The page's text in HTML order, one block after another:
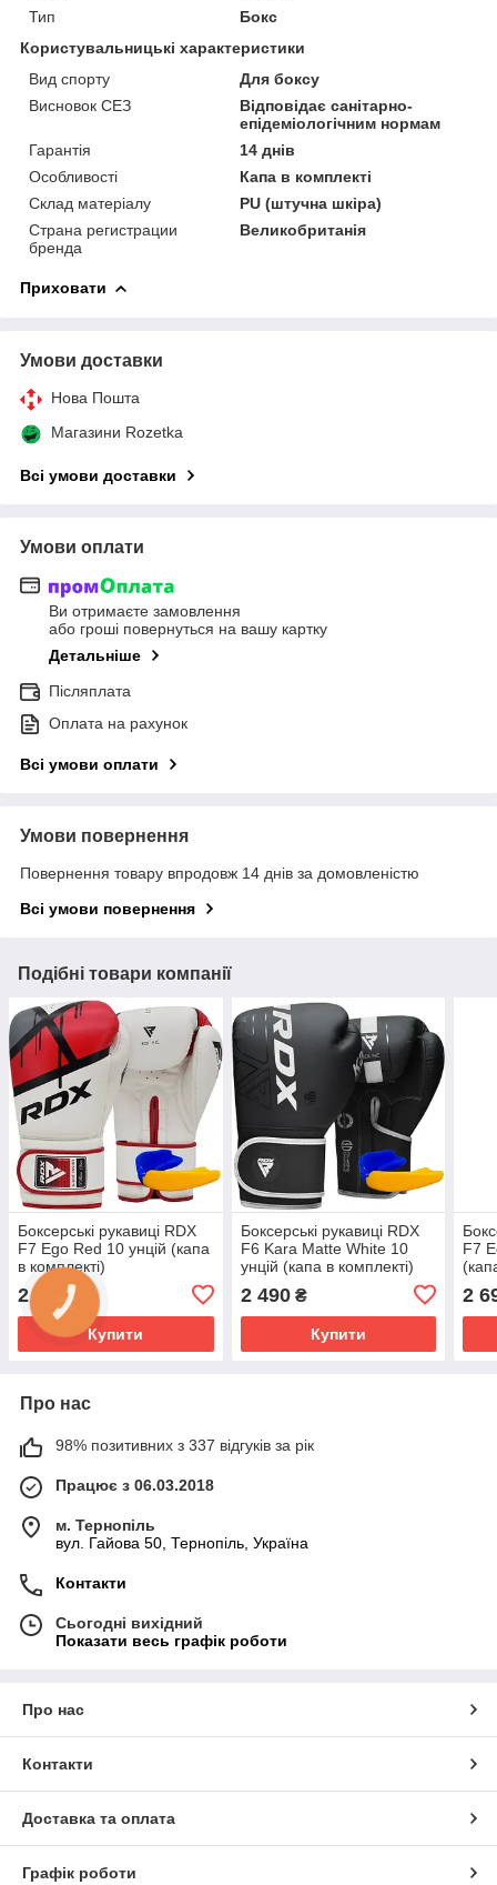
Тип
Бокс
Користувальницькі характеристики
Вид спорту
Для боксу
Висновок СЕЗ
Відповідає санітарно-
епідеміологічним нормам
Гарантія
14 днів
Особливості
Капа в комплекті
Склад матеріалу
PU (штучна шкіра)
Страна регистрации
бренда
Великобританія
Приховати
Умови доставки
Нова Пошта
Магазини Rozetka
Всі умови доставки
Умови оплати
Ви отримаєте замовлення
або гроші повернуться на вашу картку
Детальніше
Післяплата
Оплата на рахунок
Всі умови оплати
Умови повернення
Повернення товару впродовж 14 днів за домовленістю
Всі умови повернення
Подібні товари компанії
Боксерські рукавиці RDX
F7 Ego Red 10 унцій (капа
в комплекті)
2 690₴
Купити
Боксерські рукавиці RDX
F6 Kara Matte White 10
унцій (капа в комплекті)
2 490₴
Купити
F7
2
Про нас
98% позитивних з 337 відгуків за рік
Працює з 06.03.2018
м. Тернопіль
вул. Гайова 50, Тернопіль, Україна
Контакти
Сьогодні вихідний
Показати весь графік роботи
Про нас
Контакти
Доставка та оплата
Графік роботи